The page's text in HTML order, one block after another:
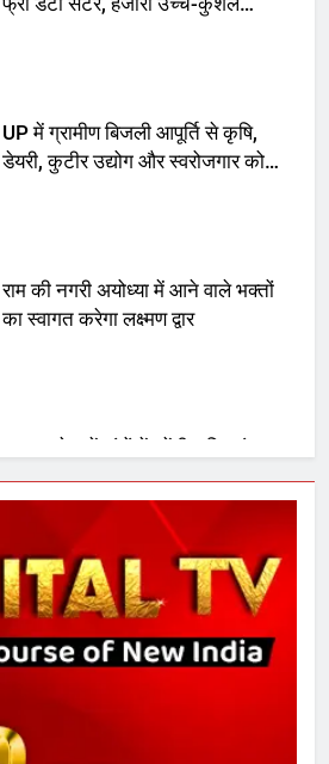
गाजा युद्धविराम को लेकर बड़ी खबरें
चुनाव से पहले लालू परिवार पर बड़ा झटका,
तय किए